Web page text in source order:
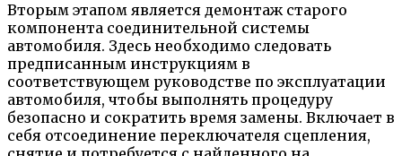
Вторым этапом является демонтаж старого
компонента соединительной системы
автомобиля. Здесь необходимо следовать
предписанным инструкциям в
соответствующем руководстве по эксплуатации
автомобиля, чтобы выполнять процедуру
безопасно и сократить время замены. Включает в
себя отсоединение переключателя сцепления,